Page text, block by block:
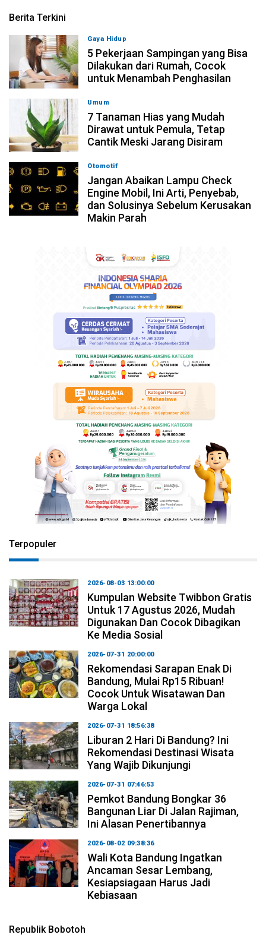
Berita Terkini
Gaya Hidup
5 Pekerjaan Sampingan yang Bisa
Dilakukan dari Rumah, Cocok
untuk Menambah Penghasilan
Umum
7 Tanaman Hias yang Mudah
Dirawat untuk Pemula, Tetap
Cantik Meski Jarang Disiram
Otomotif
Jangan Abaikan Lampu Check
Engine Mobil, Ini Arti, Penyebab,
dan Solusinya Sebelum Kerusakan
Makin Parah
Terpopuler
2026-08-03 13:00:00
Kumpulan Website Twibbon Gratis
Untuk 17 Agustus 2026, Mudah
Digunakan Dan Cocok Dibagikan
Ke Media Sosial
2026-07-31 20:00:00
Rekomendasi Sarapan Enak Di
Bandung, Mulai Rp15 Ribuan!
Cocok Untuk Wisatawan Dan
Warga Lokal
2026-07-31 18:56:38
Liburan 2 Hari Di Bandung? Ini
Rekomendasi Destinasi Wisata
Yang Wajib Dikunjungi
2026-07-31 07:46:53
Pemkot Bandung Bongkar 36
Bangunan Liar Di Jalan Rajiman,
Ini Alasan Penertibannya
2026-08-02 09:38:36
Wali Kota Bandung Ingatkan
Ancaman Sesar Lembang,
Kesiapsiagaan Harus Jadi
Kebiasaan
Republik Bobotoh